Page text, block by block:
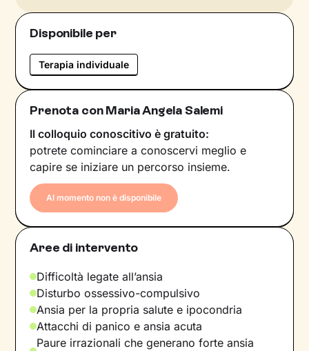
Disponibile per
Terapia individuale
Prenota con Maria Angela Salemi
Il colloquio conoscitivo è gratuito:
potrete cominciare a conoscervi meglio e
capire se iniziare un percorso insieme.
Al momento non è disponibile
Aree di intervento
Difficoltà legate all’ansia
Disturbo ossessivo-compulsivo
Ansia per la propria salute e ipocondria
Attacchi di panico e ansia acuta
Paure irrazionali che generano forte ansia